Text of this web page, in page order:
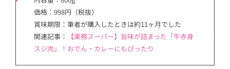
価格：998円（税抜）
賞味期限：筆者が購入したときは約11ヶ月でした
関連記事：
【業務スーパー】旨味が詰まった「牛赤身
スジ肉」！おでん・カレーにもぴったり